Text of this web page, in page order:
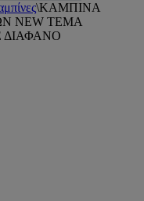
\ΚΑΜΠΙΝΑ
NEW TEMA